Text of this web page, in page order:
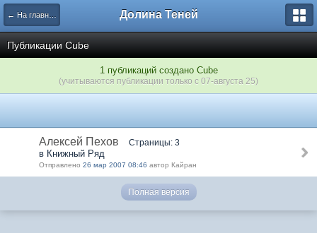
← На главную Долина Теней
Публикации Cube
1 публикаций создано Cube
(учитываются публикации только с 07-августа 25)
Алексей Пехов Страницы: 3
в Книжный Ряд
Отправлено 26 мар 2007 08:46 автор Кайран
Полная версия